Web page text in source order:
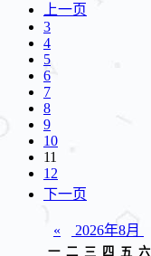
上一页
3
4
5
6
7
8
9
10
11
12
下一页
« 2026年8月
一 二 三 四 五 六